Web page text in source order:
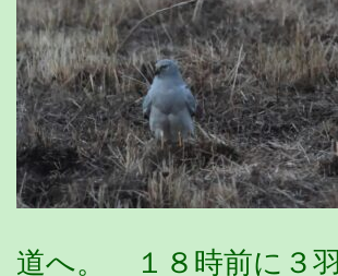
道へ。 １８時前に３